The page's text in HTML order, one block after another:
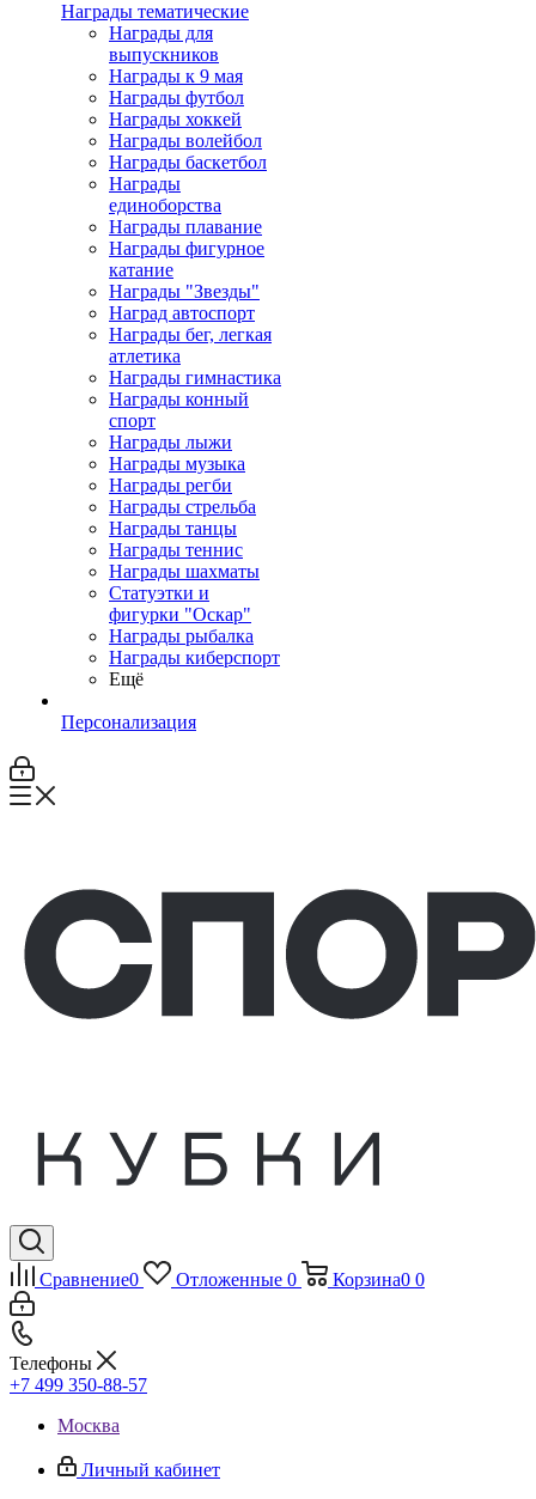
Награды тематические
Награды для
выпускников
Награды к 9 мая
Награды футбол
Награды хоккей
Награды волейбол
Награды баскетбол
Награды
единоборства
Награды плавание
Награды фигурное
катание
Награды "Звезды"
Наград автоспорт
Награды бег, легкая
атлетика
Награды гимнастика
Награды конный
спорт
Награды лыжи
Награды музыка
Награды регби
Награды стрельба
Награды танцы
Награды теннис
Награды шахматы
Статуэтки и
фигурки "Оскар"
Награды рыбалка
Награды киберспорт
Ещё
Персонализация
Сравнение0 Отложенные 0 Корзина0 0
Телефоны
+7 499 350-88-57
Москва
Личный кабинет